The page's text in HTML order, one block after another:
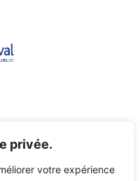
privée.
votre expérience
Boisguilbert - 76176
1
36